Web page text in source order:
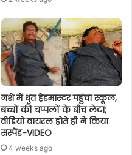
नशे में धुत हेडमास्टर पहुंचा स्कूल,
बच्चों की चप्पलों के बीच लेटा;
वीडियो वायरल होते ही ने किया
सस्पेंड-VIDEO
4 weeks ago